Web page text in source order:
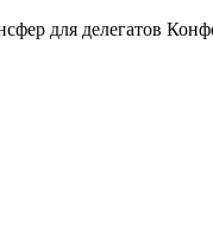
для делегатов